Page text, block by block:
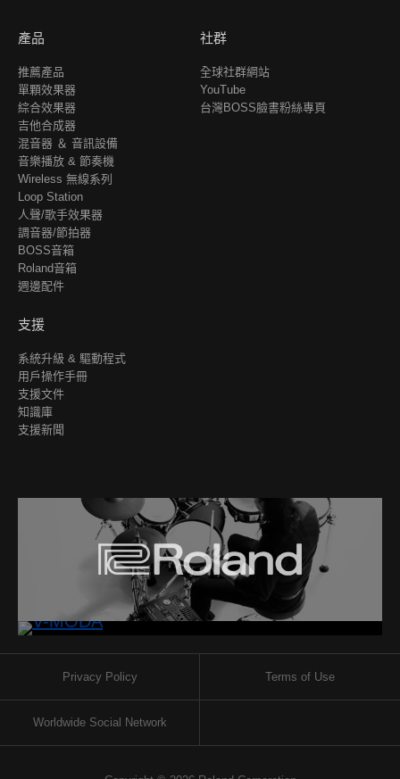
產品
推薦產品
單顆效果器
綜合效果器
吉他合成器
混音器 ＆ 音訊設備
音樂播放 & 節奏機
Wireless 無線系列
Loop Station
人聲/歌手效果器
調音器/節拍器
BOSS音箱
Roland音箱
週邊配件
社群
全球社群網站
YouTube
台灣BOSS臉書粉絲專頁
支援
系統升級 & 驅動程式
用戶操作手冊
支援文件
知識庫
支援新聞
Privacy Policy Terms of Use
Worldwide Social Network